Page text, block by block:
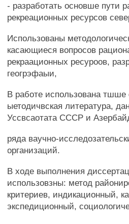
- разработать основше пути
рекреационных ресурсов
Использованы
касающиеся вопросов
рекраационных ресуроов,
геогрэфаыи,
В работе использована тшше
ыетодичвская литература,
Уссвсаотата СССР и
ряда ваучно-
организаций.
В ходе выполнения
использовзны: метод
критериев, индикационный,
экспедиционный,